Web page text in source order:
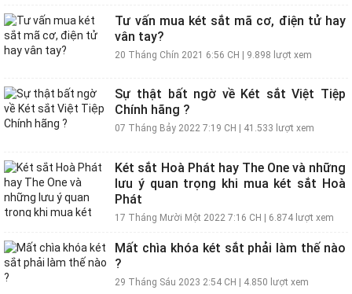
Tư vấn mua két sắt mã cơ, điện tử hay
vân tay?
20 Tháng Chín 2021 6:56 CH 9.898 lượt xem
Sự thật bất ngờ về Két sắt Việt Tiệp
Chính hãng ?
07 Tháng Bảy 2022 7:19 CH 41.533 lượt xem
Két sắt Hoà Phát hay The One và những
lưu ý quan trọng khi mua két sắt Hoà
Phát
17 Tháng Mười Một 2022 7:16 CH | 6.874 lượt xem
Mất chìa khóa két sắt phải làm thế nào
?
29 Tháng Sáu 2023 2:54 CH | 4.850 lượt xem